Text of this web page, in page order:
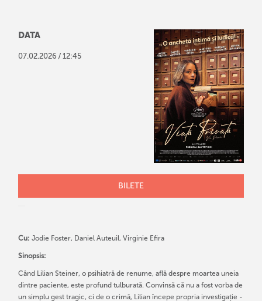
DATA
07.02.2026 / 12:45
BILETE
Cu: Jodie Foster, Daniel Auteuil, Virginie Efira
Sinopsis:
Când Lilian Steiner, o psihiatră de renume, află despre moartea uneia
dintre paciente, este profund tulburată. Convinsă că nu a fost vorba de
un simplu gest tragic, ci de o crimă, Lilian începe propria investigație -